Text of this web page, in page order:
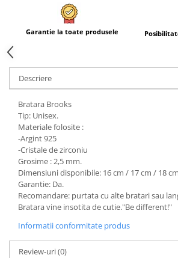
Garantie la toate produsele
Descriere
Bratara Brooks
Tip: Unisex.
Materiale folosite :
-Argint 925
-Cristale de zirconiu
Grosime : 2,5 mm.
Dimensiuni disponibile: 16 cm / 17 cm / 18
Garantie: Da.
Recomandare: purtata cu alte bratari sau
Bratara vine insotita de cutie."Be different!"
Informatii conformitate produs
Review-uri(0)